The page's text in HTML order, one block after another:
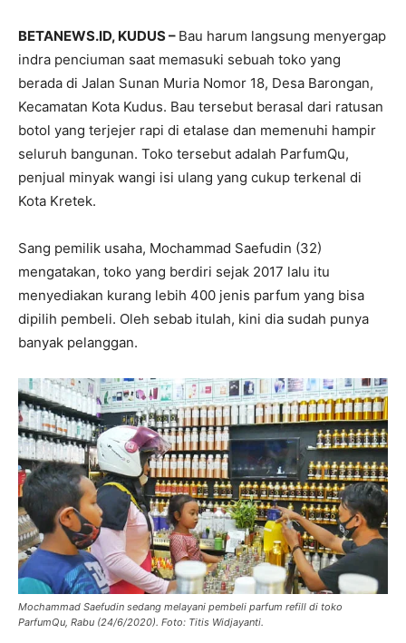
BETANEWS.ID, KUDUS – Bau harum langsung menyergap
indra penciuman saat memasuki sebuah toko yang
berada di Jalan Sunan Muria Nomor 18, Desa Barongan,
Kecamatan Kota Kudus. Bau tersebut berasal dari ratusan
botol yang terjejer rapi di etalase dan memenuhi hampir
seluruh bangunan. Toko tersebut adalah ParfumQu,
penjual minyak wangi isi ulang yang cukup terkenal di
Kota Kretek.
Sang pemilik usaha, Mochammad Saefudin (32)
mengatakan, toko yang berdiri sejak 2017 lalu itu
menyediakan kurang lebih 400 jenis parfum yang bisa
dipilih pembeli. Oleh sebab itulah, kini dia sudah punya
banyak pelanggan.
Mochammad Saefudin sedang melayani pembeli parfum refill di toko
ParfumQu, Rabu (24/6/2020). Foto: Titis Widjayanti.